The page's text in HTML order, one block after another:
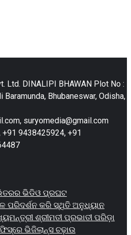
Ltd. DINALIPI BHAWAN Plot No :
Bhubaneswar, Odisha,
suryomedia@gmail.com
9438425924, +91
ଭିଡିଓ ପ୍ରଘଟ
ପରିଦର୍ଶନ କରି ସ୍ଥିତି ଅନୁଧ୍ୟାନ
ଶ୍ରୀମତୀ ପ୍ରଭାତୀ ପରିଡ଼ା
ଭିଜିଲାନ୍ସ ଚଢ଼ାଉ